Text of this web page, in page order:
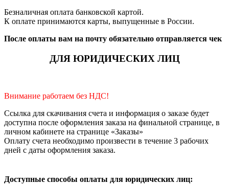
Безналичная оплата банковской картой.
К оплате принимаются карты, выпущенные в России.
После оплаты вам на почту обязательно отправляется чек
ДЛЯ ЮРИДИЧЕСКИХ ЛИЦ
Внимание работаем без НДС!
Ссылка для скачивания счета и информация о заказе будет
доступна после оформления заказа на финальной странице, в
личном кабинете на странице «Заказы»
Оплату счета необходимо произвести в течение 3 рабочих
дней с даты оформления заказа.
Доступные способы оплаты для юридических лиц: